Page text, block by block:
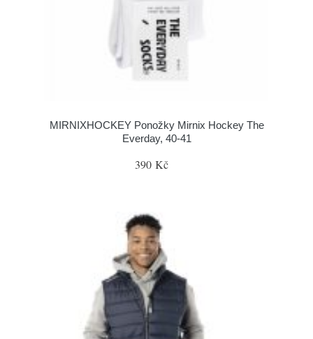
MIRNIXHOCKEY Ponožky Mirnix Hockey The
Everday, 40-41
390 Kč